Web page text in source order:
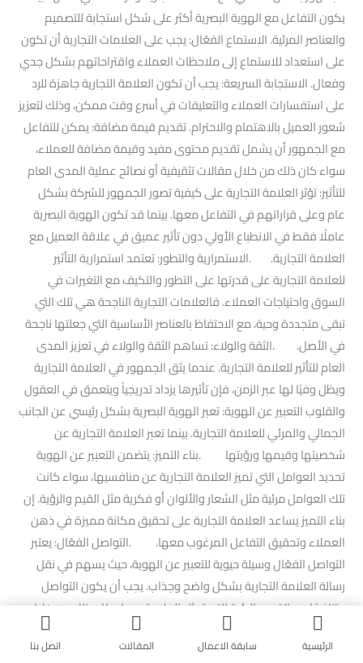
يكون التفاعل مع الهوية البصرية أكثر على شكل استجابة للتصميم
والعناصر المرئية. الاستماع الفعّال: يجب على العلامات التجارية أن تكون
على استعداد للاستماع إلى ملاحظات العملاء واقتراحاتهم بشكل جدي
وفعال. الاستجابة السريعة: يجب أن تكون العلامة التجارية جاهزة للرد
على استفسارات العملاء والتعليقات في أسرع وقت ممكن، وذلك لتعزيز
شعور العميل بالاهتمام والاحترام. تقديم قيمة مضافة: يمكن للتفاعل
مع الجمهور أن يشمل تقديم محتوى مفيد وقيمة مضافة للعملاء،
سواء كان ذلك من خلال مقالات تثقيفية أو نصائح عملية المدى العام
للتأثير: تؤثر العلامة التجارية على كيفية تصور الجمهور للشركة بشكل
عام وعلى قراراتهم في التفاعل معها. بينما قد تكون الهوية البصرية
عاملًا فقط في الانطباع الأولي دون تأثير عميق في علاقة العميل مع
العلامة التجارية. .الاستمرارية والتطور: تعتمد استمرارية التأثير
للعلامة التجارية على قدرتها على التطور والتكيف مع التغيرات في
السوق واحتياجات العملاء. فالعلامات التجارية الناجحة هي تلك التي
تبقى متجددة وحية، مع الاحتفاظ بالعناصر الأساسية التي جعلتها ناجحة
في الأصل. .الثقة والولاء: تساهم الثقة والولاء في تعزيز المدى
العام للتأثير للعلامة التجارية. عندما يثق الجمهور في العلامة التجارية
ويظل وفيًا لها عبر الزمن، فإن تأثيرها يزداد تدريجياً ويتعمق في العقول
والقلوب التعبير عن الهوية: تعبر الهوية البصرية بشكل رئيسي عن الجانب
الجمالي والمرئي للعلامة التجارية. بينما تعبر العلامة التجارية عن
شخصيتها وقيمها ورؤيتها .بناء التميز: يتضمن التعبير عن الهوية
تحديد العوامل التي تميز العلامة التجارية عن منافسيها، سواء كانت
تلك العوامل مرئية مثل الشعار والألوان أو فكرية مثل القيم والرؤية. إن
بناء التميز يساعد العلامة التجارية على تحقيق مكانة مميزة في ذهن
العملاء وتحقيق التفاعل المرغوب معها. .التواصل الفعّال: يعتبر
التواصل الفعّال وسيلة حيوية للتعبير عن الهوية، حيث يسهم في نقل
رسالة العلامة التجارية بشكل واضح وجذاب. يجب أن يكون التواصل
متناغمًا مع القيم والرؤية التي تمثل العلامة، سواء كان ذلك من خلال
الإعلانات، وسائل التواصل الاجتماعي، أو تفاعل العلامة مع الجمهور
بشكل مباشر التمييز بين الهوية البصرية والعلامة التجارية التمييز بين
الرئيسية سابقة الاعمال المقالات اتصل بنا